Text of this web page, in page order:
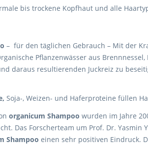
bis trockene Kopfhaut und alle
– für den täglichen Gebrauch – Mit der
Pflanzenwässer aus
daraus resultierenden Juckreiz zu
Soja-, Weizen- und Haferproteine füllen
organicum Shampoo wurden im Jahre
Das Forscherteam um Prof. Dr. Yasmin
Shampoo einen sehr positiven Eindruck.